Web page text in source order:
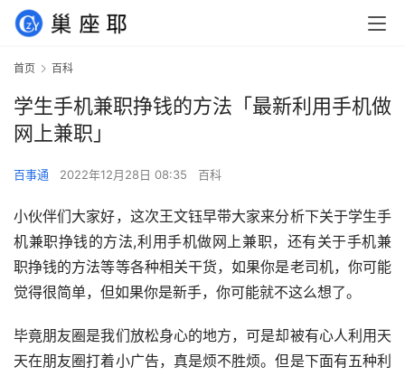
首页 百科
学生手机兼职挣钱的方法「最新利用手机做
网上兼职」
百事通 2022年12月28日 08:35 百科
小伙伴们大家好，这次王文钰早带大家来分析下关于学生手
机兼职挣钱的方法,利用手机做网上兼职，还有关于手机兼
职挣钱的方法等等各种相关干货，如果你是老司机，你可能
觉得很简单，但如果你是新手，你可能就不这么想了。
毕竟朋友圈是我们放松身心的地方，可是却被有心人利用天
天在朋友圈打着小广告，真是烦不胜烦。但是下面有五种利